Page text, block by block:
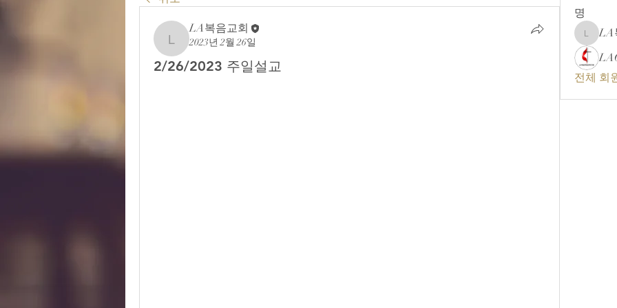
LA복음교회
LA복음교회
2023년 2월 26일
2/26/2023 주일설교
명
LA복음
LA
전체 회